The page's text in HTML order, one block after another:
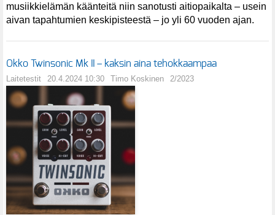
musiikkielämän käänteitä niin sanotusti aitiopaikalta – usein
aivan tapahtumien keskipisteestä – jo yli 60 vuoden ajan.
Okko Twinsonic Mk II – kaksin aina tehokkaampaa
Laitetestit 20.4.2024 10:30 Timo Koskinen 2/2023